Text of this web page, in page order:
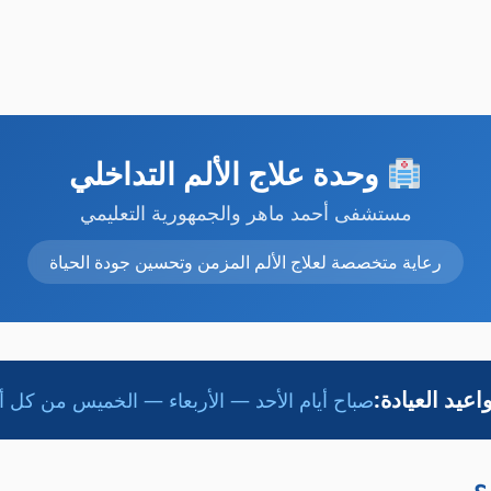
وحدة علاج الألم التداخلي
مستشفى أحمد ماهر والجمهورية التعليمي
رعاية متخصصة لعلاج الألم المزمن وتحسين جودة الحياة
العيادة:صباح أيام الأحد — الأربعاء — الخميس من كل